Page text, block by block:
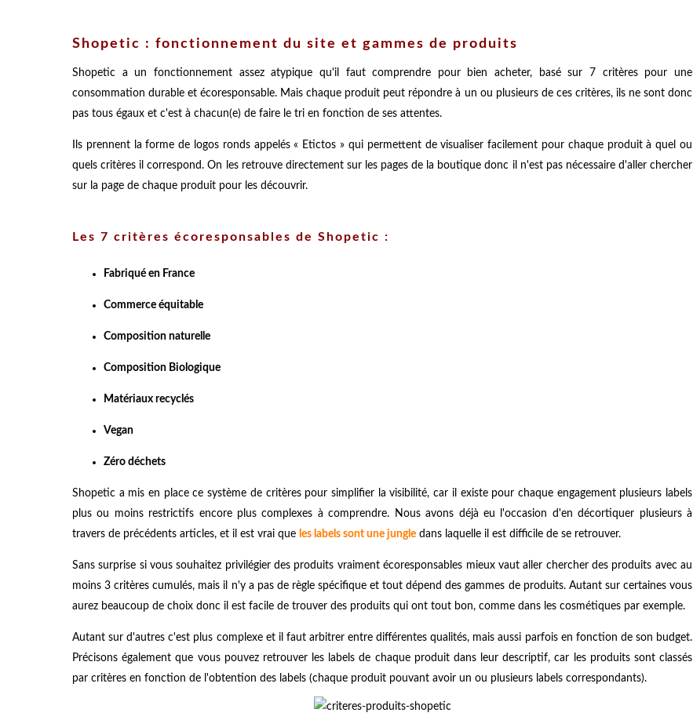
Shopetic : fonctionnement du site et gammes de produits
Shopetic a un fonctionnement assez atypique qu'il faut comprendre pour bien acheter, basé sur 7 critères pour une
consommation durable et écoresponsable. Mais chaque produit peut répondre à un ou plusieurs de ces critères, ils ne sont donc
pas tous égaux et c'est à chacun(e) de faire le tri en fonction de ses attentes.
Ils prennent la forme de logos ronds appelés « Etictos » qui permettent de visualiser facilement pour chaque produit à quel ou
quels critères il correspond. On les retrouve directement sur les pages de la boutique donc il n'est pas nécessaire d'aller chercher
sur la page de chaque produit pour les découvrir.
Les 7 critères écoresponsables de Shopetic :
Fabriqué en France
Commerce équitable
Composition naturelle
Composition Biologique
Matériaux recyclés
Vegan
Zéro déchets
Shopetic a mis en place ce système de critères pour simplifier la visibilité, car il existe pour chaque engagement plusieurs labels
plus ou moins restrictifs encore plus complexes à comprendre. Nous avons déjà eu l'occasion d'en décortiquer plusieurs à
travers de précédents articles, et il est vrai que les labels sont une jungle dans laquelle il est difficile de se retrouver.
Sans surprise si vous souhaitez privilégier des produits vraiment écoresponsables mieux vaut aller chercher des produits avec au
moins 3 critères cumulés, mais il n'y a pas de règle spécifique et tout dépend des gammes de produits. Autant sur certaines vous
aurez beaucoup de choix donc il est facile de trouver des produits qui ont tout bon, comme dans les cosmétiques par exemple.
Autant sur d'autres c'est plus complexe et il faut arbitrer entre différentes qualités, mais aussi parfois en fonction de son budget.
Précisons également que vous pouvez retrouver les labels de chaque produit dans leur descriptif, car les produits sont classés
par critères en fonction de l'obtention des labels (chaque produit pouvant avoir un ou plusieurs labels correspondants).